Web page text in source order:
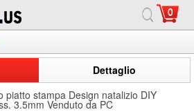
0
Dettaglio
piatto stampa Design natalizio DIY
3.5mm Venduto da PC